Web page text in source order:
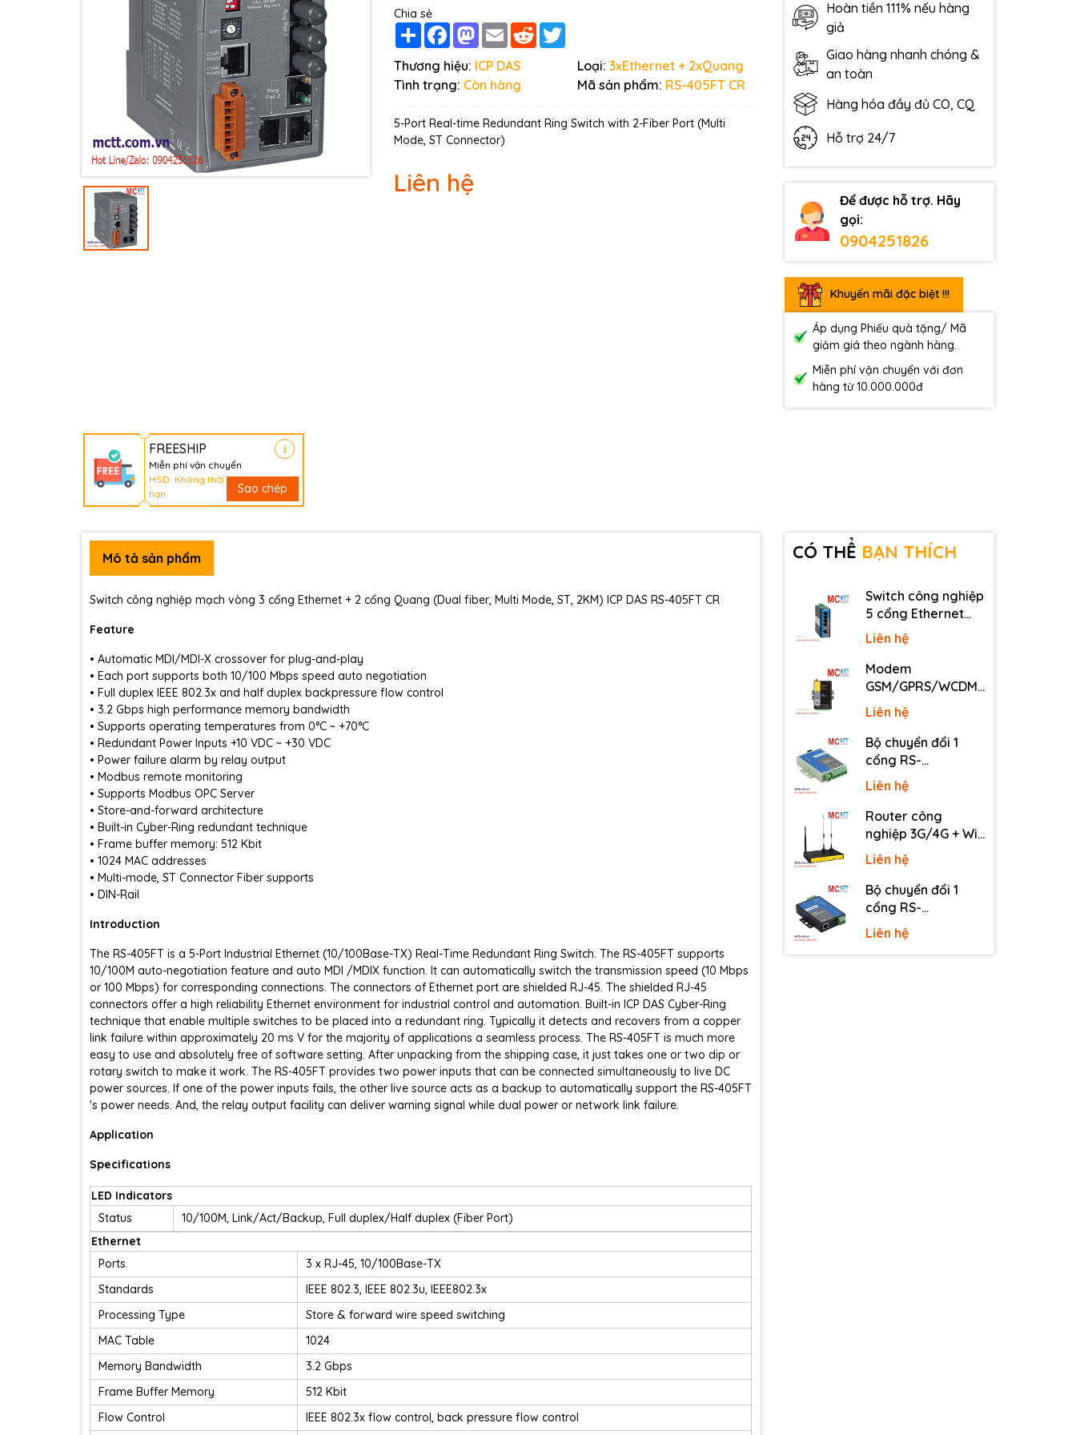
Chia sẻ
Share FacebookMastodon
Email Reddit
Thương hiệu: ICP DAS Loại: 3xEthernet + 2xQuang
Tình trạng: Còn hàng Mã sản phẩm: RS-405FT CR
5-Port Real-time Redundant Ring Switch with 2-Fiber Port (Multi
Mode, ST Connector)
Liên hệ
Hoàn tiền 111% nếu hàng
giả
Giao hàng nhanh chóng &
an toàn
Hàng hóa đầy đủ CO, CQ
Hỗ trợ 24/7
Để được hỗ trợ. Hãy
gọi:
0904251826
Khuyến mãi đặc biệt !!!
Áp dụng Phiếu quà tặng/ Mã
giảm giá theo ngành hàng.
Miễn phí vận chuyển với đơn
hàng từ 10.000.000đ
FREESHIP
Miễn phí vận chuyển
HSD: Không thời
hạn
Sao chép
Ngày hết hạn:
Điều kiện:
Mô tả sản phẩm
Switch công nghiệp mạch vòng 3 cổng Ethernet + 2 cổng Quang (Dual fiber, Multi Mode, ST, 2KM) ICP DAS RS-405FT CR
Feature
• Automatic MDI/MDI-X crossover for plug-and-play
• Each port supports both 10/100 Mbps speed auto negotiation
• Full duplex IEEE 802.3x and half duplex backpressure flow control
• 3.2 Gbps high performance memory bandwidth
• Supports operating temperatures from 0°C ~ +70°C
• Redundant Power Inputs +10 VDC ~ +30 VDC
• Power failure alarm by relay output
• Modbus remote monitoring
• Supports Modbus OPC Server
• Store-and-forward architecture
• Built-in Cyber-Ring redundant technique
• Frame buffer memory: 512 Kbit
• 1024 MAC addresses
• Multi-mode, ST Connector Fiber supports
• DIN-Rail
Introduction
The RS-405FT is a 5-Port Industrial Ethernet (10/100Base-TX) Real-Time Redundant Ring Switch. The RS-405FT supports
10/100M auto-negotiation feature and auto MDI /MDIX function. It can automatically switch the transmission speed (10 Mbps
or 100 Mbps) for corresponding connections. The connectors of Ethernet port are shielded RJ-45. The shielded RJ-45
connectors offer a high reliability Ethernet environment for industrial control and automation. Built-in ICP DAS Cyber-Ring
technique that enable multiple switches to be placed into a redundant ring. Typically it detects and recovers from a copper
link failure within approximately 20 ms V for the majority of applications a seamless process. The RS-405FT is much more
easy to use and absolutely free of software setting. After unpacking from the shipping case, it just takes one or two dip or
rotary switch to make it work. The RS-405FT provides two power inputs that can be connected simultaneously to live DC
power sources. If one of the power inputs fails, the other live source acts as a backup to automatically support the RS-405FT
's power needs. And, the relay output facility can deliver warning signal while dual power or network link failure.
Application
Specifications
LED Indicators
Status
10/100M, Link/Act/Backup, Full duplex/Half duplex (Fiber Port)
Ethernet
Ports
3 x RJ-45, 10/100Base-TX
Standards
IEEE 802.3, IEEE 802.3u, IEEE802.3x
Processing Type
Store & forward wire speed switching
MAC Table
1024
Memory Bandwidth
3.2 Gbps
Frame Buffer Memory
512 Kbit
Flow Control
IEEE 802.3x flow control, back pressure flow control
CÓ THỂ BẠN THÍCH
Switch công nghiệp
5 cổng Ethernet
3Onedata IES2105-
5T-P48
Liên hệ
Modem
GSM/GPRS/WCDMA
(3G)/LTE (4G) IP
Four-Faith F2816 V4
Liên hệ
Bộ chuyển đổi 1
cổng RS-
232/485/422 sang
quang 3onedata
MODEL277-S-SC-
20KM (Dual fiber,
20KM)
Liên hệ
Router công
nghiệp 3G/4G + Wi-
Fi + APN/VPN Four-
Faith F3436
Liên hệ
Bộ chuyển đổi 1
cổng RS-
232/485/422 sang
Ethernet 3onedata
NP301
Liên hệ